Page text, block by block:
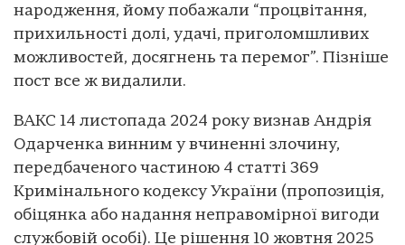
народження, йому побажали “процвітання,
прихильності долі, удачі, приголомшливих
можливостей, досягнень та перемог”. Пізніше
пост все ж видалили.
ВАКС 14 листопада 2024 року визнав Андрія
Одарченка винним у вчиненні злочину,
передбаченого частиною 4 статті 369
Кримінального кодексу України (пропозиція,
обіцянка або надання неправомірної вигоди
службовій особі). Це рішення 10 жовтня 2025